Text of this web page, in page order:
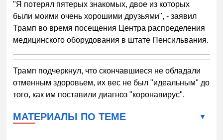
"Я потерял пятерых знакомых, двое из которых
были моими очень хорошими друзьями", - заявил
Трамп во время посещения Центра распределения
медицинского оборудования в штате Пенсильвания.
Трамп подчеркнул, что скончавшиеся не обладали
отменным здоровьем, их вес не был "идеальным" до
того, как им поставили диагноз "коронавирус".
МАТЕРИАЛЫ ПО ТЕМЕ